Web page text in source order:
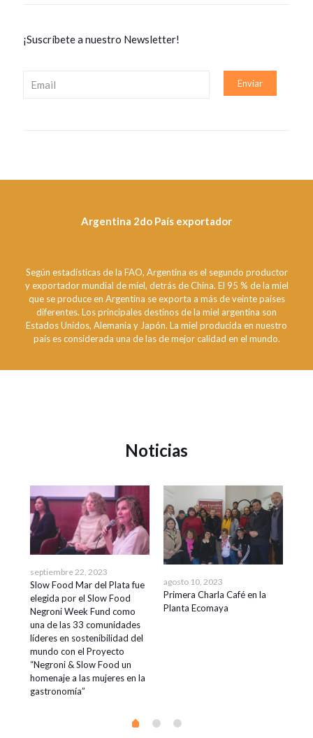
¡Suscríbete a nuestro Newsletter!
Argentina 2do País exportador
Según estadísticas de la FAO, Argentina es el segundo productor
y exportador mundial de miel, detrás de China. El 95 % de la miel
que se produce en Argentina se exporta a más de veinte países
diferentes. Los principales destinos de la miel argentina son
Estados Unidos, Alemania y Japón. La miel producida en nuestro
país es considerada una de las de mejor calidad en el mundo.
Noticias
septiembre 22, 2023
Slow Food Mar del Plata fue
elegida por el Slow Food
Negroni Week Fund como
una de las 33 comunidades
líderes en sostenibilidad del
mundo con el Proyecto
“Negroni & Slow Food un
homenaje a las mujeres en la
gastronomía”
agosto 10, 2023
Primera Charla Café en la
Planta Ecomaya